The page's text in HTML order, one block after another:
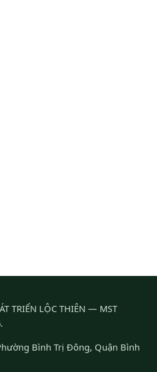
TRIỂN LỘC THIÊN — MST
Bình Trị Đông, Quận Bình